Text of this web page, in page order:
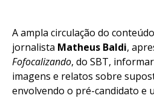
A ampla circulação do
jornalista Matheus Baldi,
Fofocalizando, do SBT,
imagens e relatos sobre
envolvendo o pré-candidato e